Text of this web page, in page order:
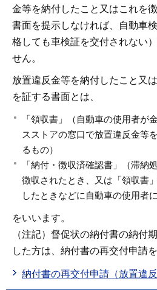
金等を納付したこと又はこれを
書面を提示しなければ、自動車
格しても車検証を交付されない
せん。
放置違反金等を納付したこと又
を証する書面とは、
「領収書」（自動車の使用者が
スストアの窓口で放置違反金等
るもの）
「納付・徴収済確認書」（滞納
徴収されたとき、又は「領収書
したときなどに自動車の使用者
をいいます。
（注記）督促状の納付書の納付
した方は、納付書の再交付申請
納付書の再交付申請（放置違反